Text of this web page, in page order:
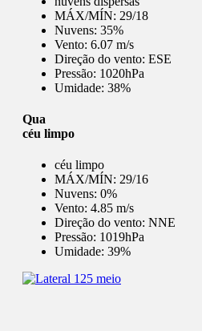
MÁX/MÍN: 29/18
Nuvens: 35%
Vento: 6.07 m/s
Direção do vento: ESE
Pressão: 1020hPa
Umidade: 38%
Qua
céu limpo
céu limpo
MÁX/MÍN: 29/16
Nuvens: 0%
Vento: 4.85 m/s
Direção do vento: NNE
Pressão: 1019hPa
Umidade: 39%